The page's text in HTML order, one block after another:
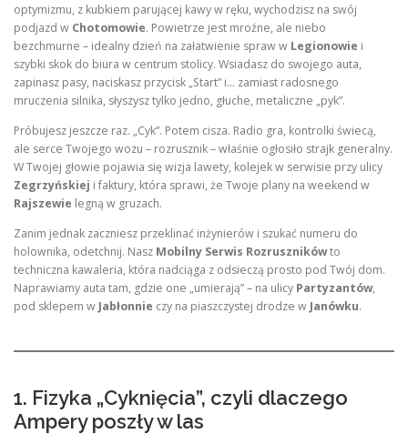
optymizmu, z kubkiem parującej kawy w ręku, wychodzisz na swój
podjazd w Chotomowie. Powietrze jest mroźne, ale niebo
bezchmurne – idealny dzień na załatwienie spraw w Legionowie i
szybki skok do biura w centrum stolicy. Wsiadasz do swojego auta,
zapinasz pasy, naciskasz przycisk „Start” i… zamiast radosnego
mruczenia silnika, słyszysz tylko jedno, głuche, metaliczne „pyk”.
Próbujesz jeszcze raz. „Cyk”. Potem cisza. Radio gra, kontrolki świecą,
ale serce Twojego wozu – rozrusznik – właśnie ogłosiło strajk generalny.
W Twojej głowie pojawia się wizja lawety, kolejek w serwisie przy ulicy
Zegrzyńskiej i faktury, która sprawi, że Twoje plany na weekend w
Rajszewie legną w gruzach.
Zanim jednak zaczniesz przeklinać inżynierów i szukać numeru do
holownika, odetchnij. Nasz Mobilny Serwis Rozrusznikówto
techniczna kawaleria, która nadciąga z odsieczą prosto pod Twój dom.
Naprawiamy auta tam, gdzie one „umierają” – na ulicy Partyzantów,
pod sklepem w Jabłonnie czy na piaszczystej drodze w Janówku.
1. Fizyka „Cyknięcia”, czyli dlaczego
Ampery poszły w las